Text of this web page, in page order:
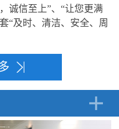
诚信至上”、“让您更满
“及时、清洁、安全、周